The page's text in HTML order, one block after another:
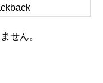
せん。